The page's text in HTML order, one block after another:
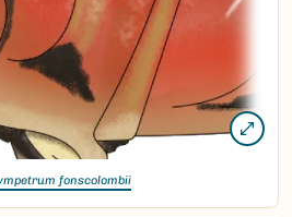
fonscolombii